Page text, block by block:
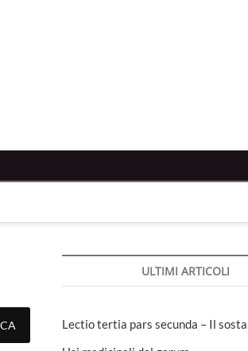
ULTIMI ARTICOLI
Lectio tertia pars secunda – Il